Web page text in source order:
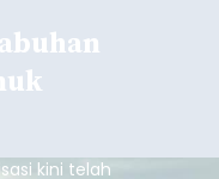
kini telah